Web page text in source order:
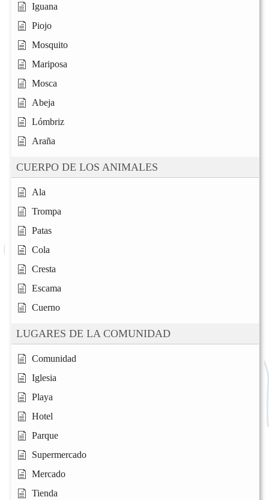
Iguana
Piojo
Mosquito
Mariposa
Mosca
Abeja
Lómbriz
Araña
CUERPO DE LOS ANIMALES
Ala
Trompa
Patas
Cola
Cresta
Escama
Cuerno
LUGARES DE LA COMUNIDAD
Comunidad
Iglesia
Playa
Hotel
Parque
Supermercado
Mercado
Tienda